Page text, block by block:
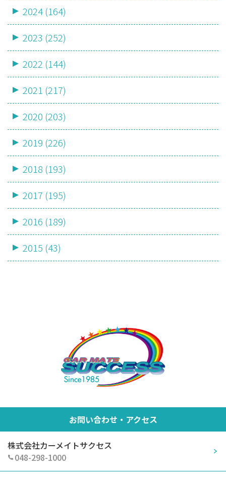
2024 (164)
2023 (252)
2022 (144)
2021 (217)
2020 (203)
2019 (226)
2018 (193)
2017 (195)
2016 (189)
2015 (43)
お問い合わせ・アクセス
株式会社カーメイトサクセス
048-298-1000